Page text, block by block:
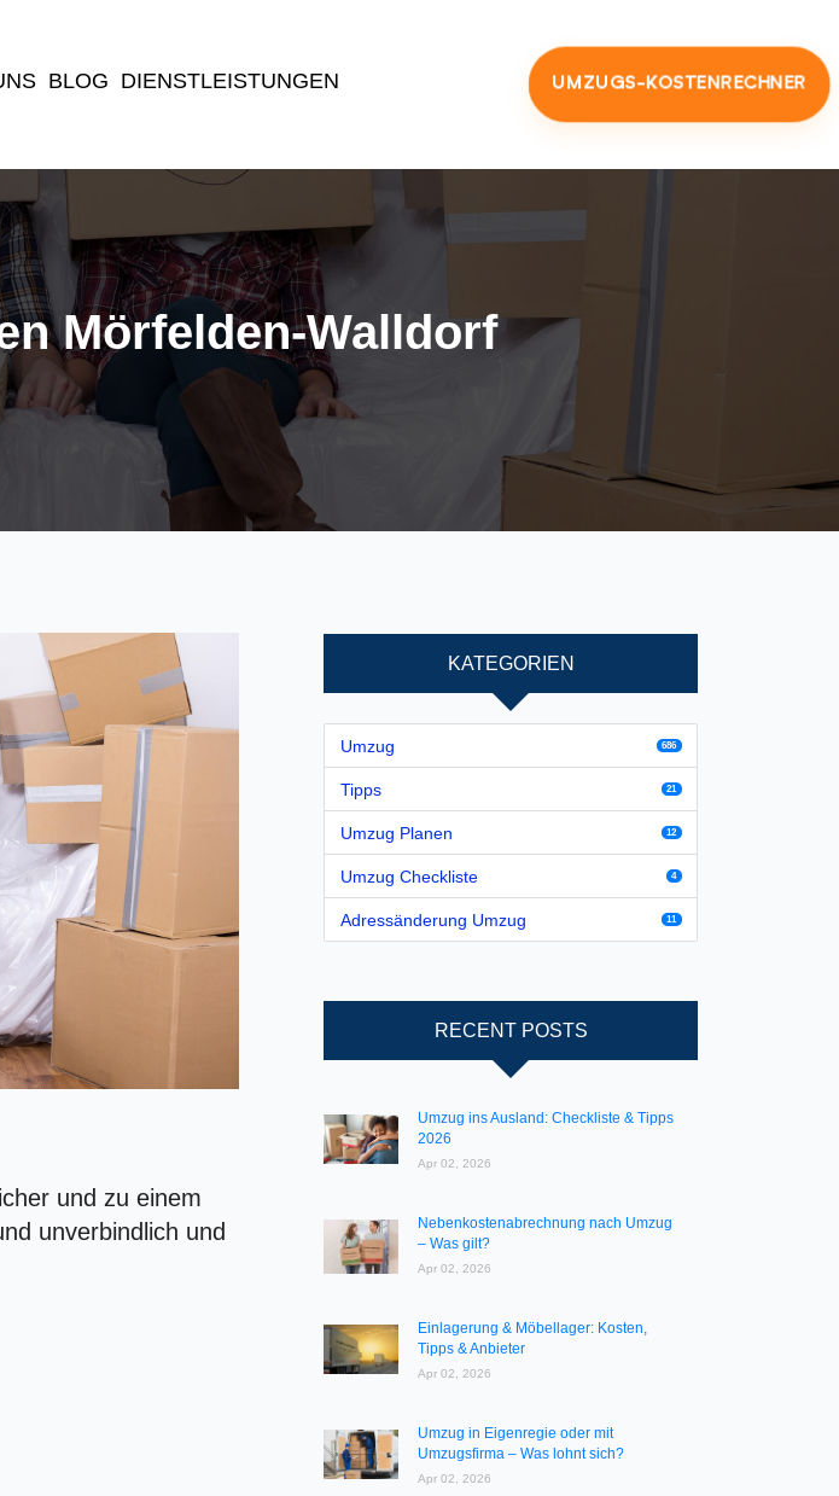
BLOG DIENSTLEISTUNGEN UMZUGS-KOSTENRECHNER
Mörfelden-Walldorf
und zu einem
unverbindlich und
KATEGORIEN
Umzug 686
Tipps 21
Umzug Planen 12
Umzug Checkliste 4
Adressänderung Umzug 11
RECENT POSTS
Umzug ins Ausland: Checkliste & Tipps
2026
Apr 02, 2026
Nebenkostenabrechnung nach Umzug
– Was gilt?
Apr 02, 2026
Einlagerung & Möbellager: Kosten,
Tipps & Anbieter
Apr 02, 2026
Umzug in Eigenregie oder mit
Umzugsfirma – Was lohnt sich?
Apr 02, 2026